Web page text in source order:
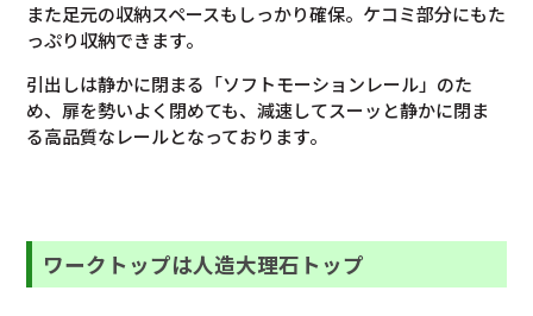
また足元の収納スペースもしっかり確保。ケコミ部分にもた
っぷり収納できます。
引出しは静かに閉まる「ソフトモーションレール」のた
め、扉を勢いよく閉めても、減速してスーッと静かに閉ま
る高品質なレールとなっております。
ワークトップは人造大理石トップ